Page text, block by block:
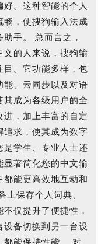
。这种智能的个人
畅，使搜狗输入法成
手。 总而言之，
文的人来说，搜狗输
目。它功能多样，包
能、云同步以及对语
成为各级用户的全
，加上丰富的自定
追求，使其成为数字
是学生、专业人士还
显著简化您的中文输
都能更高效地互动和
上保存个人词典、
仅提升了便捷性，
设备切换到另一台设
都能保持性能。 对